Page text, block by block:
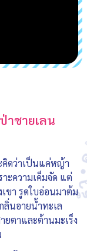
าชายเลน
คิดว่าเป็นแค่หญ้า
ะความเค็มจัด แต่
เขา รูดใบอ่อนมาต้ม
ลิ่นอายน้ำทะเล
ตาและต้านมะเร็ง